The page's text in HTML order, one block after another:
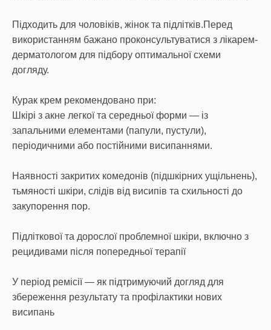
Підходить для чоловіків, жінок та підлітків.Перед
використанням бажано проконсультуватися з лікарем-
дерматологом для підбору оптимальної схеми
догляду.
Курак крем рекомендовано при:
Шкірі з акне легкої та середньої форми — із
запальними елементами (папули, пустули),
періодичними або постійними висипаннями.
Наявності закритих комедонів (підшкірних ущільнень),
тьмяності шкіри, слідів від висипів та схильності до
закупорення пор.
Підліткової та дорослої проблемної шкіри, включно з
рецидивами після попередньої терапії
У період ремісії — як підтримуючий догляд для
збереження результату та профілактики нових
висипань